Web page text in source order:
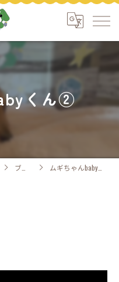
くん②
ブログ ムギちゃんbabyくん②